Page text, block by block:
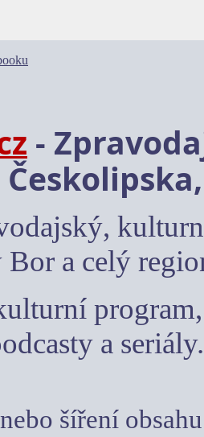
-
a celý
a seriály.
šíření